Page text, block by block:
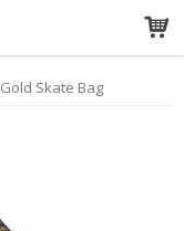
Gold Skate Bag